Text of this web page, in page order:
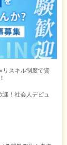
リスキル制度で資
！社会人デビュ